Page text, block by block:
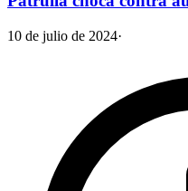
10 de julio de 2024·